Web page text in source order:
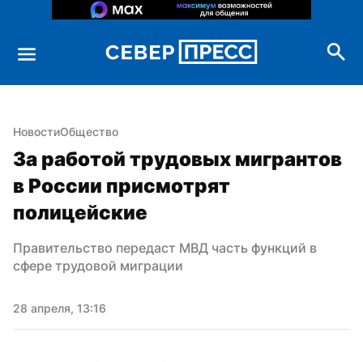
НовостиОбщество
За работой трудовых мигрантов
в России присмотрят
полицейские
Правительство передаст МВД часть функций в
сфере трудовой миграции
28 апреля, 13:16